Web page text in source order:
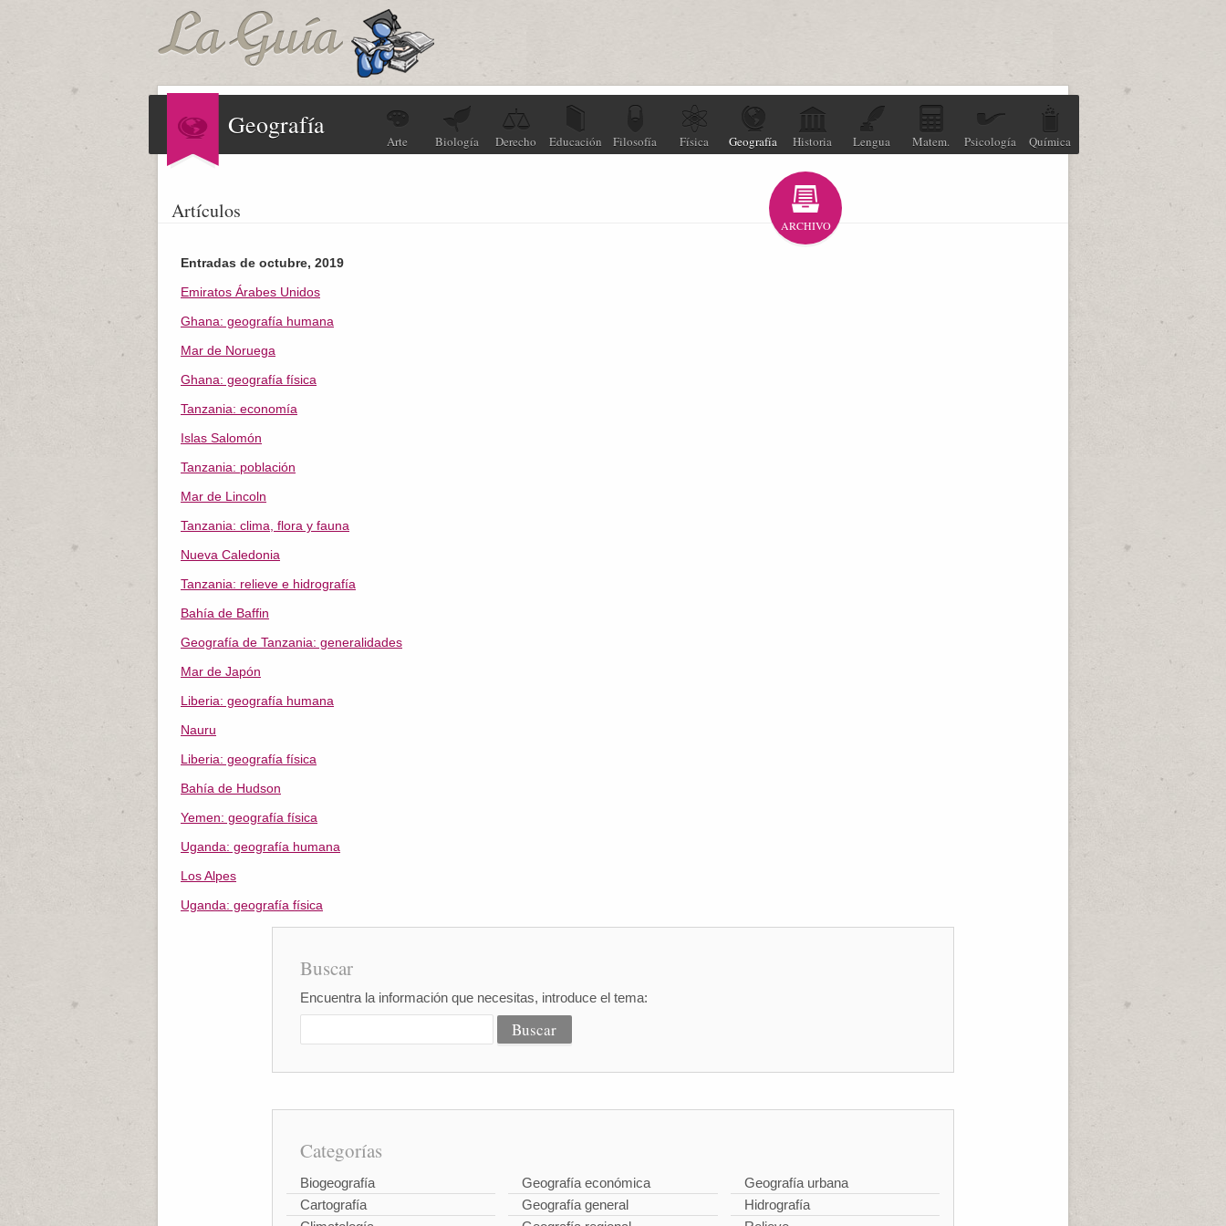
Geografía
Arte Biología Derecho Educación Filosofía Física Geografía Historia Lengua Matem. Psicología Química
Artículos
ARCHIVO
Entradas de octubre, 2019
Emiratos Árabes Unidos
Ghana: geografía humana
Mar de Noruega
Ghana: geografía física
Tanzania: economía
Islas Salomón
Tanzania: población
Mar de Lincoln
Tanzania: clima, flora y fauna
Nueva Caledonia
Tanzania: relieve e hidrografía
Bahía de Baffin
Geografía de Tanzania: generalidades
Mar de Japón
Liberia: geografía humana
Nauru
Liberia: geografía física
Bahía de Hudson
Yemen: geografía física
Uganda: geografía humana
Los Alpes
Uganda: geografía física
Buscar
Encuentra la información que necesitas, introduce el tema:
Categorías
Biogeografía
Cartografía
Geografía económica
Geografía general
Geografía urbana
Hidrografía